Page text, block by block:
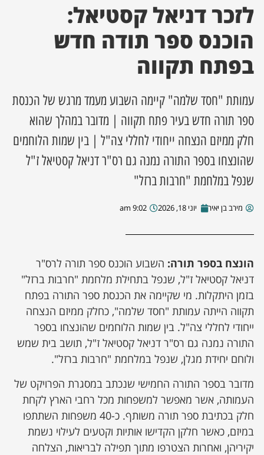
מסע מלחמה
השבוע
מקומית
לזכר דניאל קסטיאל:
הוכנס ספר תודה חדש
בפתח תקווה
עמותת "חסד שלמה" קיימה השבוע מעמד מרגש של הכנסת
ספר תורה חדש בעיר פתח תקווה | מדובר במהלך שהוא
חלק ממיזם הנצחה ייחודי לחללי צה"ל | בין שמות הלוחמים
שהונצחו בספר התורה נמנה גם רס"ר דניאל קסטיאל ז"ל
שנפל במלחמת "חרבות ברזל"
מירב בן יאיר יוני 18, 2026 9:02 am
הונצח בספר תורה: השבוע הוכנס ספר תורה לרס"ר
דניאל קסטיאל ז"ל, שנפל בתחילת מלחמת "חרבות ברזל"
בזמן היתקלות. מי שקיימה את הכנסת ספר התורה בפתח
תקווה הייתה עמותת "חסד שלמה", כחלק ממיזם הנצחה
ייחודי לחללי צה"ל. בין שמות הלוחמים שהונצחו בספר
התורה נמנה גם רס"ר דניאל קסטיאל ז"ל, תושב בית שמש
ולוחם יחידת מגלן, שנפל במלחמת "חרבות ברזל".
מדובר בספר התורה החמישי שנכתב במסגרת הפרויקט של
העמותה, אשר מאפשר למשפחות מכל רחבי הארץ לקחת
חלק בכתיבת ספר תורה משותף. כ-40 משפחות השתתפו
במיזם, כאשר חלקן הקדישו אותיות וקטעים לעילוי נשמת
יקיריהן, ואחרות הצטרפו מתוך תפילה לבריאות, הצלחה